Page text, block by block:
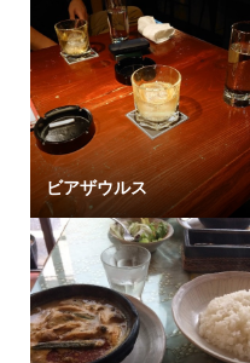
ビアザウルス